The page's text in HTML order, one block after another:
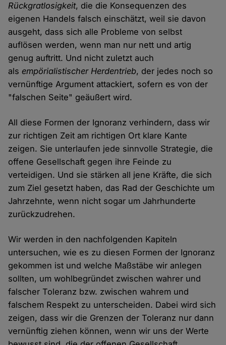
Rückgratlosigkeit, die die Konsequenzen des
eigenen Handels falsch einschätzt, weil sie davon
ausgeht, dass sich alle Probleme von selbst
auflösen werden, wenn man nur nett und artig
genug auftritt. Und nicht zuletzt auch
alsempörialistischer Herdentrieb, der jedes noch so
vernünftige Argument attackiert, sofern es von der
"falschen Seite" geäußert wird.
All diese Formen der Ignoranz verhindern, dass wir
zur richtigen Zeit am richtigen Ort klare Kante
zeigen. Sie unterlaufen jede sinnvolle Strategie, die
offene Gesellschaft gegen ihre Feinde zu
verteidigen. Und sie stärken all jene Kräfte, die sich
zum Ziel gesetzt haben, das Rad der Geschichte um
Jahrzehnte, wenn nicht sogar um Jahrhunderte
zurückzudrehen.
Wir werden in den nachfolgenden Kapiteln
untersuchen, wie es zu diesen Formen der Ignoranz
gekommen ist und welche Maßstäbe wir anlegen
sollten, um wohlbegründet zwischen wahrer und
falscher Toleranz bzw. zwischen wahrem und
falschem Respekt zu unterscheiden. Dabei wird sich
zeigen, dass wir die Grenzen der Toleranz nur dann
vernünftig ziehen können, wenn wir uns der Werte